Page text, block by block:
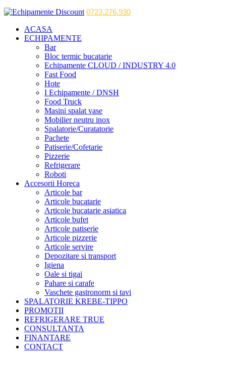
0723.276.930
ACASA
ECHIPAMENTE
Bar
Bloc termic bucatarie
Echipamente CLOUD / INDUSTRY 4.0
Fast Food
Hote
I Echipamente / DNSH
Food Truck
Masini spalat vase
Mobilier neutru inox
Spalatorie/Curatatorie
Pachete
Patiserie/Cofetarie
Pizzerie
Refrigerare
Roboti
Accesorii Horeca
Articole bar
Articole bucatarie
Articole bucatarie asiatica
Articole bufet
Articole patiserie
Articole pizzerie
Articole servire
Depozitare si transport
Igiena
Oale si tigai
Pahare si carafe
Vaschete gastronorm si tavi
SPALATORIE KREBE-TIPPO
PROMOTII
REFRIGERARE TRUE
CONSULTANTA
FINANTARE
CONTACT